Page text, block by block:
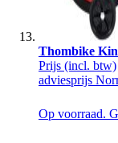
Thombike
Prijs (incl. btw)
adviesprijs
Op voorraad.